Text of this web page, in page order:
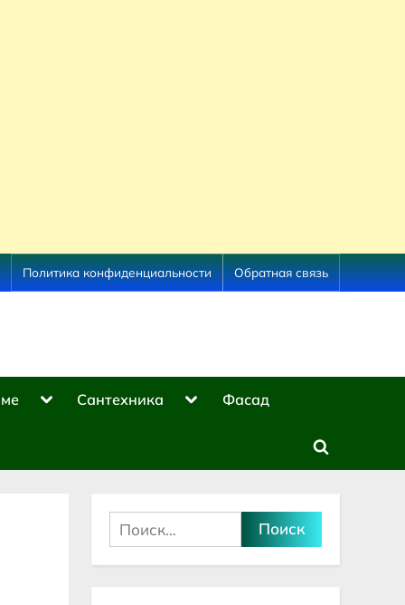
Политика конфиденциальности Обратная связь
ToggleСантехника
ToggleФасад
Toggle
form
Найти: